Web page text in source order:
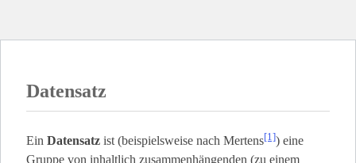
Datensatz
Ein Datensatz ist (beispielsweise nach Mertens[1]) eine
Gruppe von inhaltlich zusammenhängenden (zu einem